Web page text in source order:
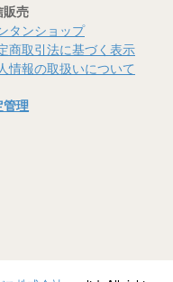
販売
タンショップ
商取引法に基づく表示
情報の取扱いについて
管理